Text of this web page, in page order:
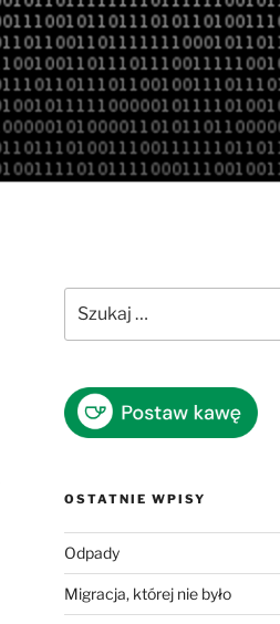
OSTATNIE WPISY
Odpady
Migracja, której nie było